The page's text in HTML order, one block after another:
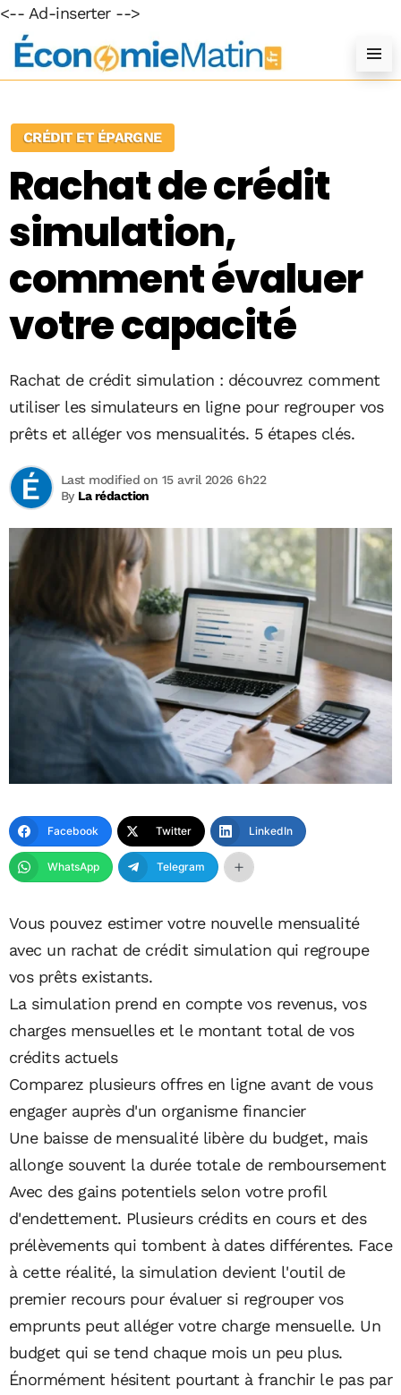
<-- Ad-inserter -->
CRÉDIT ET ÉPARGNE
Rachat de crédit
simulation,
comment évaluer
votre capacité
Rachat de crédit simulation : découvrez comment
utiliser les simulateurs en ligne pour regrouper vos
prêts et alléger vos mensualités. 5 étapes clés.
By La rédaction
Last modified on 15 avril 2026 6h22
Facebook Twitter LinkedIn
WhatsApp Telegram
Vous pouvez estimer votre nouvelle mensualité
avec un rachat de crédit simulation qui regroupe
vos prêts existants.
La simulation prend en compte vos revenus, vos
charges mensuelles et le montant total de vos
crédits actuels
Comparez plusieurs offres en ligne avant de vous
engager auprès d'un organisme financier
Une baisse de mensualité libère du budget, mais
allonge souvent la durée totale de remboursement
Avec des gains potentiels selon votre profil
d'endettement. Plusieurs crédits en cours et des
prélèvements qui tombent à dates différentes. Face
à cette réalité, la simulation devient l'outil de
premier recours pour évaluer si regrouper vos
emprunts peut alléger votre charge mensuelle. Un
budget qui se tend chaque mois un peu plus.
Énormément hésitent pourtant à franchir le pas par